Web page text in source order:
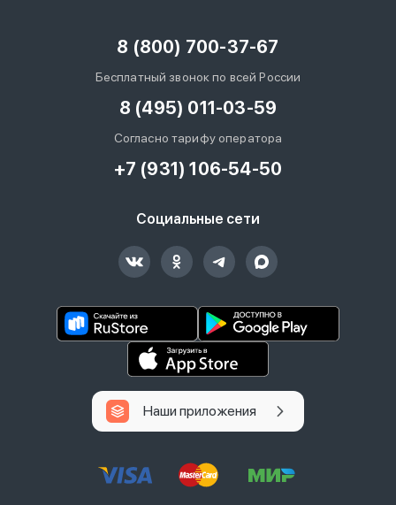
8 (800) 700-37-67
Бесплатный звонок по всей России
8 (495) 011-03-59
Согласно тарифу оператора
+7 (931) 106-54-50
Социальные сети
Наши приложения